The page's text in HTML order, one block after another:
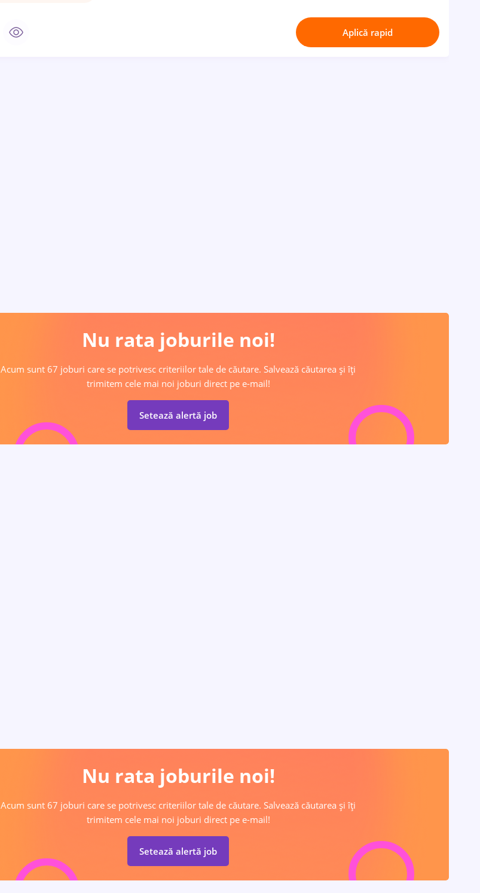
Aplică rapid
Nu rata joburile noi!
Acum sunt 67 joburi care se potrivesc criteriilor tale de căutare. Salvează căutarea și îți
trimitem cele mai noi joburi direct pe e-mail!
Setează alertă job
Nu rata joburile noi!
Acum sunt 67 joburi care se potrivesc criteriilor tale de căutare. Salvează căutarea și îți
trimitem cele mai noi joburi direct pe e-mail!
Setează alertă job